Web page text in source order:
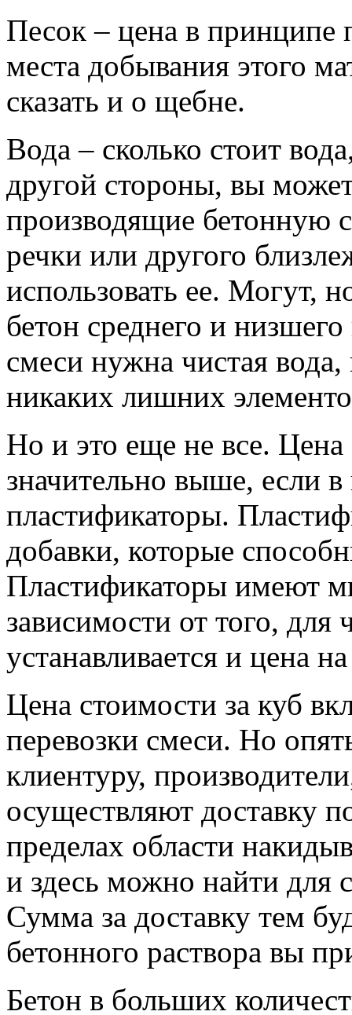
Песок – цена в принципе
места добывания этого
сказать и о щебне.
Вода – сколько стоит
другой стороны, вы
производящие бетонную
речки или другого
использовать ее. Могут,
бетон среднего и
смеси нужна чистая
никаких лишних
Но и это еще не все. Цена
значительно выше, если
пластификаторы.
добавки, которые
Пластификаторы имеют
зависимости от того, для
устанавливается и цена
Цена стоимости за куб
перевозки смеси. Но
клиентуру,
осуществляют доставку
пределах области
и здесь можно найти для
Сумма за доставку тем
бетонного раствора вы
Бетон в больших